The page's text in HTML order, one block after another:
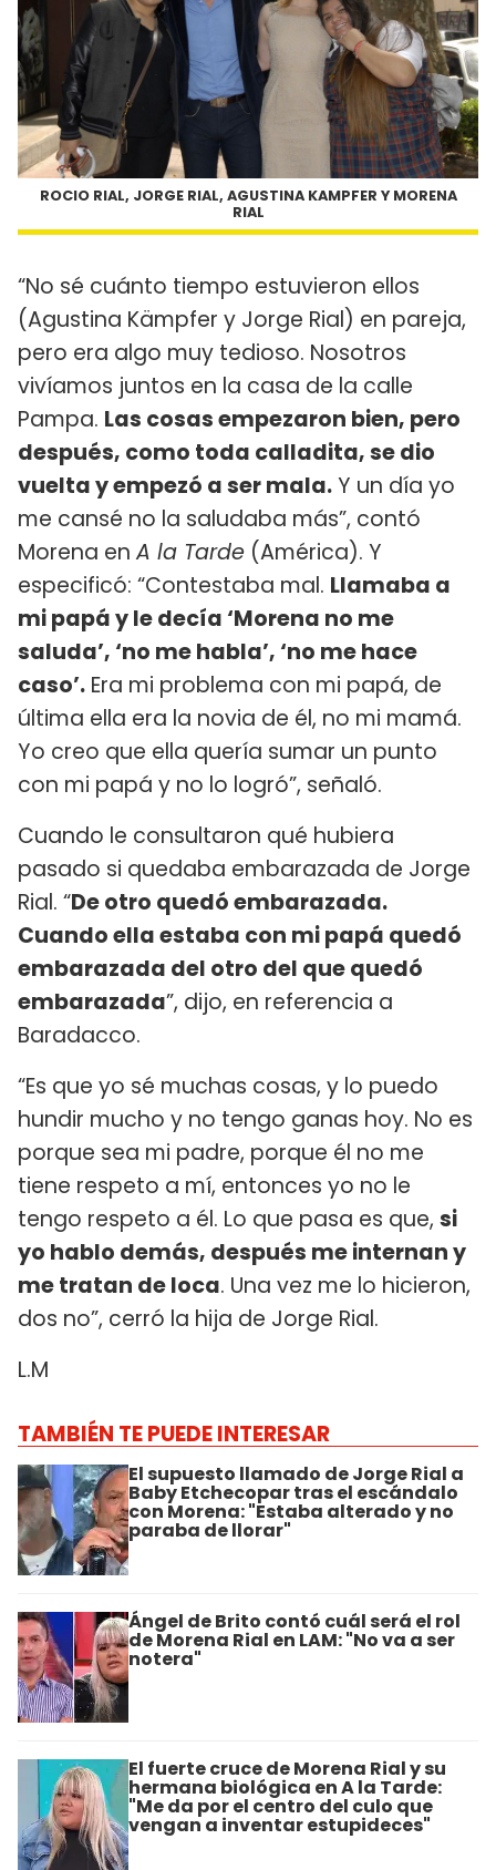
ROCIO RIAL, JORGE RIAL, AGUSTINA KAMPFER Y MORENA
RIAL
“No sé cuánto tiempo estuvieron ellos
(Agustina Kämpfer y Jorge Rial) en pareja,
pero era algo muy tedioso. Nosotros
vivíamos juntos en la casa de la calle
Pampa. Las cosas empezaron bien, pero
después, como toda calladita, se dio
vuelta y empezó a ser mala.Y un día yo
me cansé no la saludaba más”, contó
Morena enA la Tarde (América). Y
especificó: “Contestaba mal. Llamaba a
mi papá y le decía ‘Morena no me
saluda’, ‘no me habla’, ‘no me hace
caso’. Era mi problema con mi papá, de
última ella era la novia de él, no mi mamá.
Yo creo que ella quería sumar un punto
con mi papá y no lo logró”, señaló.
Cuando le consultaron qué hubiera
pasado si quedaba embarazada de Jorge
Rial. “De otro quedó embarazada.
Cuando ella estaba con mi papá quedó
embarazada del otro del que quedó
embarazada”, dijo, en referencia a
Baradacco.
“Es que yo sé muchas cosas, y lo puedo
hundir mucho y no tengo ganas hoy. No es
porque sea mi padre, porque él no me
tiene respeto a mí, entonces yo no le
tengo respeto a él. Lo que pasa es que, si
yo hablo demás, después me internan y
me tratan de loca. Una vez me lo hicieron,
dos no”, cerró la hija de Jorge Rial.
L.M
TAMBIÉN TE PUEDE INTERESAR
El supuesto llamado de Jorge Rial a
Baby Etchecopar tras el escándalo
con Morena: "Estaba alterado y no
paraba de llorar"
Ángel de Brito contó cuál será el rol
de Morena Rial en LAM: "No va a ser
notera"
El fuerte cruce de Morena Rial y su
hermana biológica en A la Tarde:
"Me da por el centro del culo que
vengan a inventar estupideces"